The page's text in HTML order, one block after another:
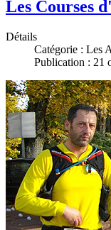
Les Courses
Détails
Catégorie : Les
Publication : 21